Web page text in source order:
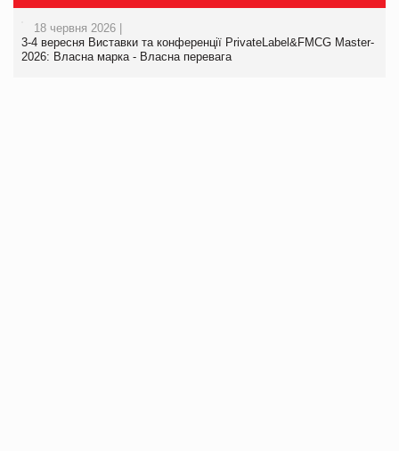
18 червня 2026 |
3-4 вересня Виставки та конференції PrivateLabel&FMCG Master-
2026: Власна марка - Власна перевага